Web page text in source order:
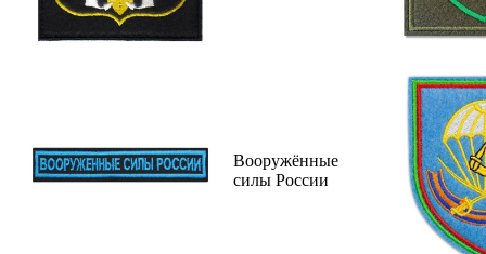
Вооружённые
силы России